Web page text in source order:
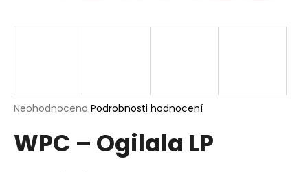
Průměrné
produktu
je
Neohodnoceno Podrobnosti hodnocení
WPC – Ogilala LP
j
?
HLEDAT